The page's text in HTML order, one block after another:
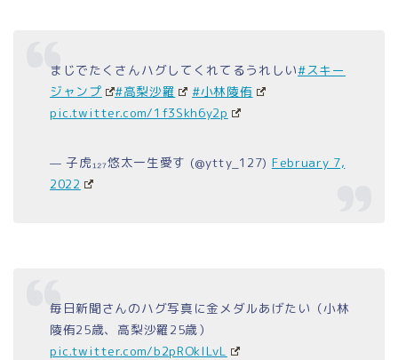
まじでたくさんハグしてくれてるうれしい#スキー
ジャンプ
#高梨沙羅
#小林陵侑
pic.twitter.com/1f3Skh6y2p
— 子虎₁₂₇悠太一生愛す (@ytty_127) February 7,
2022
毎日新聞さんのハグ写真に金メダルあげたい（小林
陵侑25歳、高梨沙羅25歳）
pic.twitter.com/b2pROkILvL